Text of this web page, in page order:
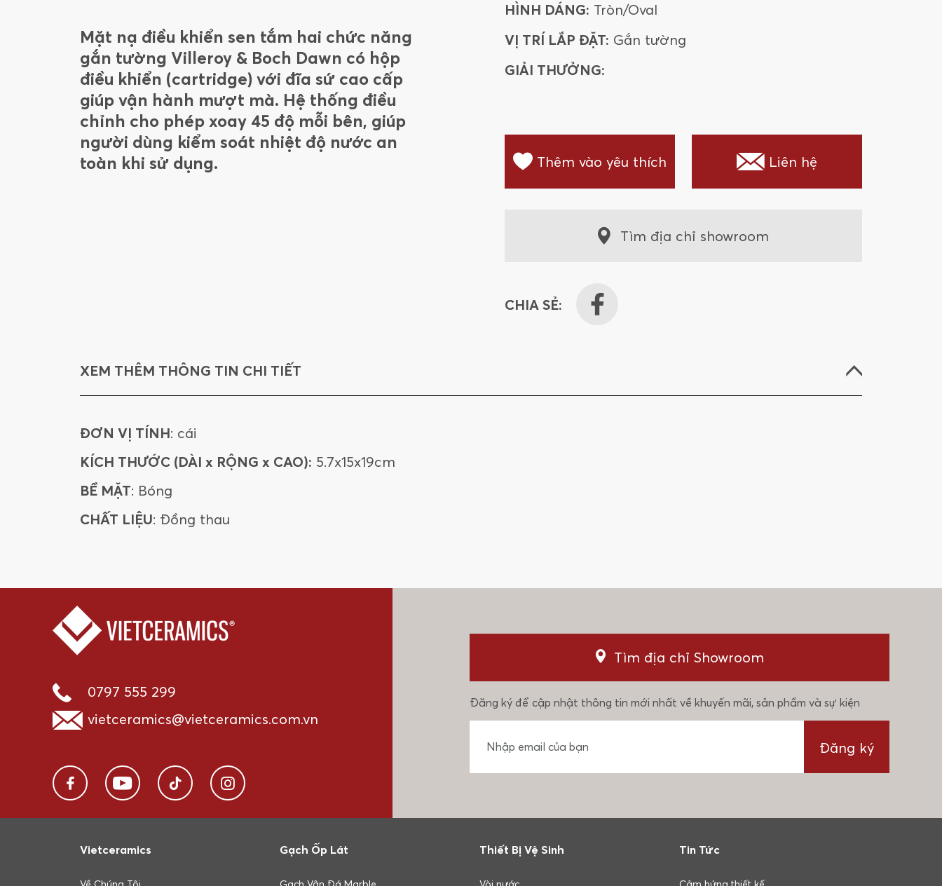
Mặt nạ điều khiển sen tắm hai chức năng
gắn tường Villeroy & Boch Dawn có hộp
điều khiển (cartridge) với đĩa sứ cao cấp
giúp vận hành mượt mà. Hệ thống điều
chỉnh cho phép xoay 45 độ mỗi bên, giúp
người dùng kiểm soát nhiệt độ nước an
toàn khi sử dụng.
HÌNH DÁNG: Tròn/Oval
VỊ TRÍ LẮP ĐẶT: Gắn tường
GIẢI THƯỞNG:
Thêm vào yêu thích Liên hệ
Tìm địa chỉ showroom
CHIA SẺ:
XEM THÊM THÔNG TIN CHI TIẾT
ĐƠN VỊ TÍNH: cái
KÍCH THƯỚC (DÀI x RỘNG x CAO): 5.7x15x19cm
BỀ MẶT: Bóng
CHẤT LIỆU: Đồng thau
0797 555 299
vietceramics@vietceramics.com.vn
Tìm địa chỉ Showroom
Đăng ký để cập nhật thông tin mới nhất về khuyến mãi, sản phẩm và sự kiện
Đăng ký
Vietceramics Gạch Ốp Lát Thiết Bị Vệ Sinh Tin Tức